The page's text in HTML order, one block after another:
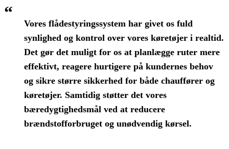
“
Vores flådestyringssystem har givet os fuld
synlighed og kontrol over vores køretøjer i realtid.
Det gør det muligt for os at planlægge ruter mere
effektivt, reagere hurtigere på kundernes behov
og sikre større sikkerhed for både chauffører og
køretøjer. Samtidig støtter det vores
bæredygtighedsmål ved at reducere
brændstofforbruget og unødvendig kørsel.